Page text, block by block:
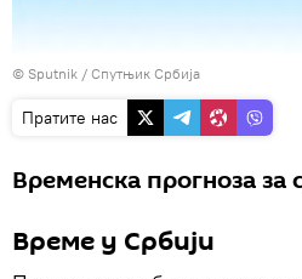
© Sputnik / Спутњик Србија
Пратите нас
Временска прогноза за
Време у Србији